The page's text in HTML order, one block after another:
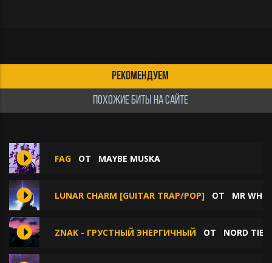
РЕКОМЕНДУЕМ
ПОХОЖИЕ БИТЫ НА САЙТЕ
FAG ОТ MAYBE MUSKA
LUNAR CHARM [GUITAR TRAP/POP] ОТ MR
ZNAK - ГРУСТНЫЙ ЭНЕРГИЧНЫЙ ОТ NORD TIE